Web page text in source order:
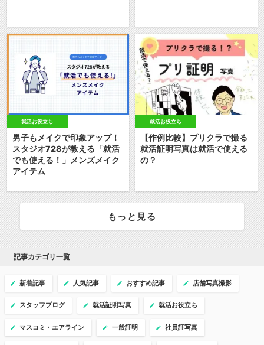
就活お役立ち
男子もメイクで印象アップ！
スタジオ728が教える「就活
でも使える！」メンズメイク
アイテム
就活お役立ち
【作例比較】プリクラで撮る
就活証明写真は就活で使える
の？
もっと見る
記事カテゴリ一覧
新着記事 人気記事 おすすめ記事 店舗写真撮影
スタッフブログ 就活証明写真 就活お役立ち
マスコミ・エアライン 一般証明 社員証写真